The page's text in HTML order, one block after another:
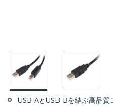
USB-AとUSB-Bを結ぶ高品質